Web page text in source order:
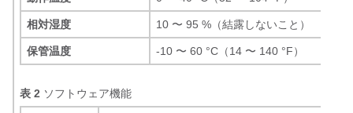
相対湿度 10 〜 95 %（結露しないこと）
保管温度 -10 〜 60 °C（14 〜 140 °F）
表 2 ソフトウェア機能